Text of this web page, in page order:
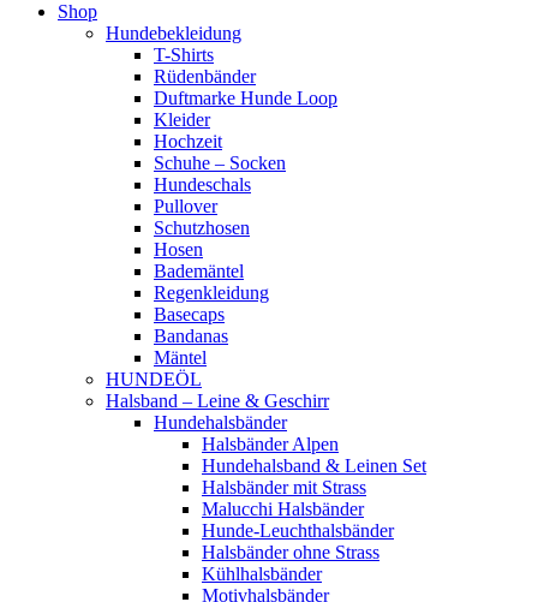
Shop
Hundebekleidung
T-Shirts
Rüdenbänder
Duftmarke Hunde Loop
Kleider
Hochzeit
Schuhe – Socken
Hundeschals
Pullover
Schutzhosen
Hosen
Bademäntel
Regenkleidung
Basecaps
Bandanas
Mäntel
HUNDEÖL
Halsband – Leine & Geschirr
Hundehalsbänder
Halsbänder Alpen
Hundehalsband & Leinen Set
Halsbänder mit Strass
Malucchi Halsbänder
Hunde-Leuchthalsbänder
Halsbänder ohne Strass
Kühlhalsbänder
Motivhalsbänder